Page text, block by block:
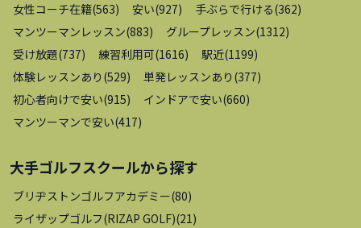
女性コーチ在籍(563) 安い(927) 手ぶらで行ける(362)
マンツーマンレッスン(883) グループレッスン(1312)
受け放題(737) 練習利用可(1616) 駅近(1199)
体験レッスンあり (529) 単発レッスンあり (377)
初心者向けで安い(915) インドアで安い(660)
マンツーマンで安い(417)
大手ゴルフスクールから探す
ブリヂストンゴルフアカデミー(80)
ライザップゴルフ(RIZAP GOLF)(21)